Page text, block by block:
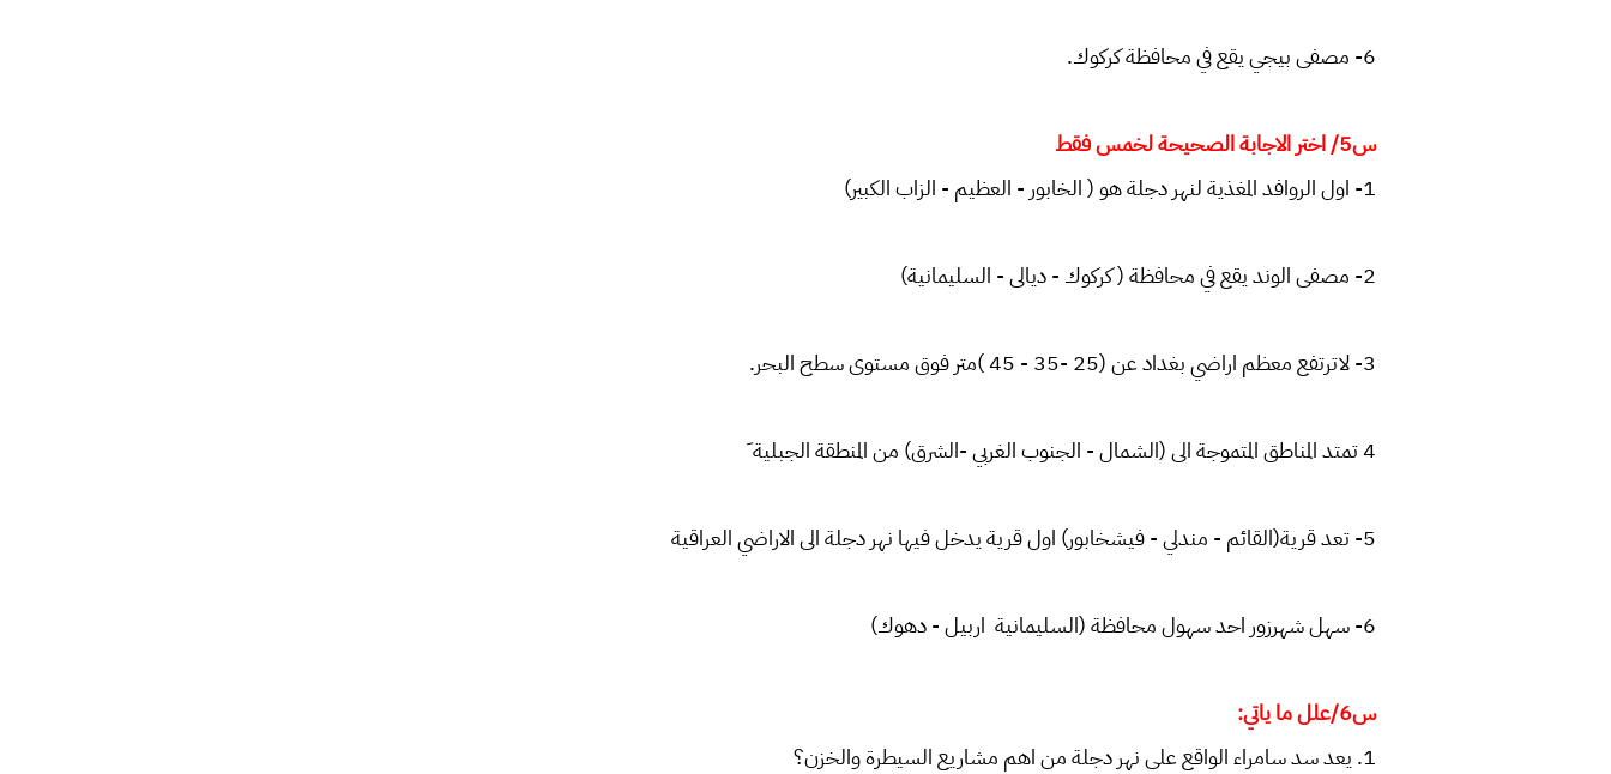
6- مصفى بيجي يقع في محافظة كركوك.
س5/ اختر الاجابة الصحيحة لخمس فقط
1- اول الروافد المغذية لنهر دجلة هو ( الخابور - العظيم - الزاب الكبير)
2- مصفى الوند يقع في محافظة ( كركوك - ديالى - السليمانية)
3- لاترتفع معظم اراضي بغداد عن (25 -35 - 45 )متر فوق مستوى سطح البحر.
4 تمتد المناطق المتموجة الى (الشمال - الجنوب الغربي -الشرق) من المنطقة الجبلية َ
5- تعد قرية(القائم - مندلي - فيشخابور) اول قرية يدخل فيها نهر دجلة الى الاراضي العراقية
6- سهل شهرزور احد سهول محافظة (السليمانية ‏ اربيل - دهوك)
س6/علل ما ياتي:
1. يعد سد سامراء الواقع على نهر دجلة من اهم مشاريع السيطرة والخزن؟